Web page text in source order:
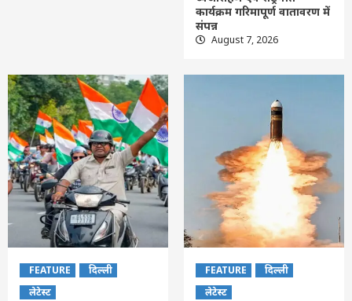
कार्यक्रम गरिमापूर्ण वातावरण में
संपन्न
August 7, 2026
FEATURE
दिल्ली
लेटेस्ट
FEATURE
दिल्ली
लेटेस्ट